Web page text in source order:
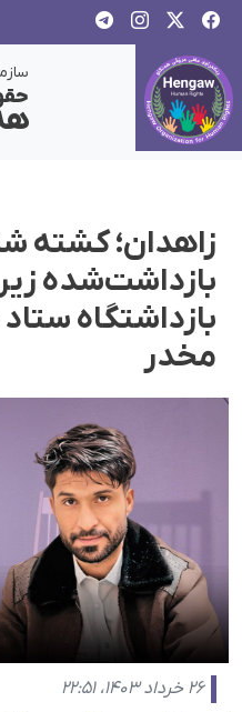
زاهدان؛ کشته
بازداشت‌شده
بازداشتگاه ستاد
مخدر
۲۶ خرداد ۱۴۰۳، ۲۲:۵۱